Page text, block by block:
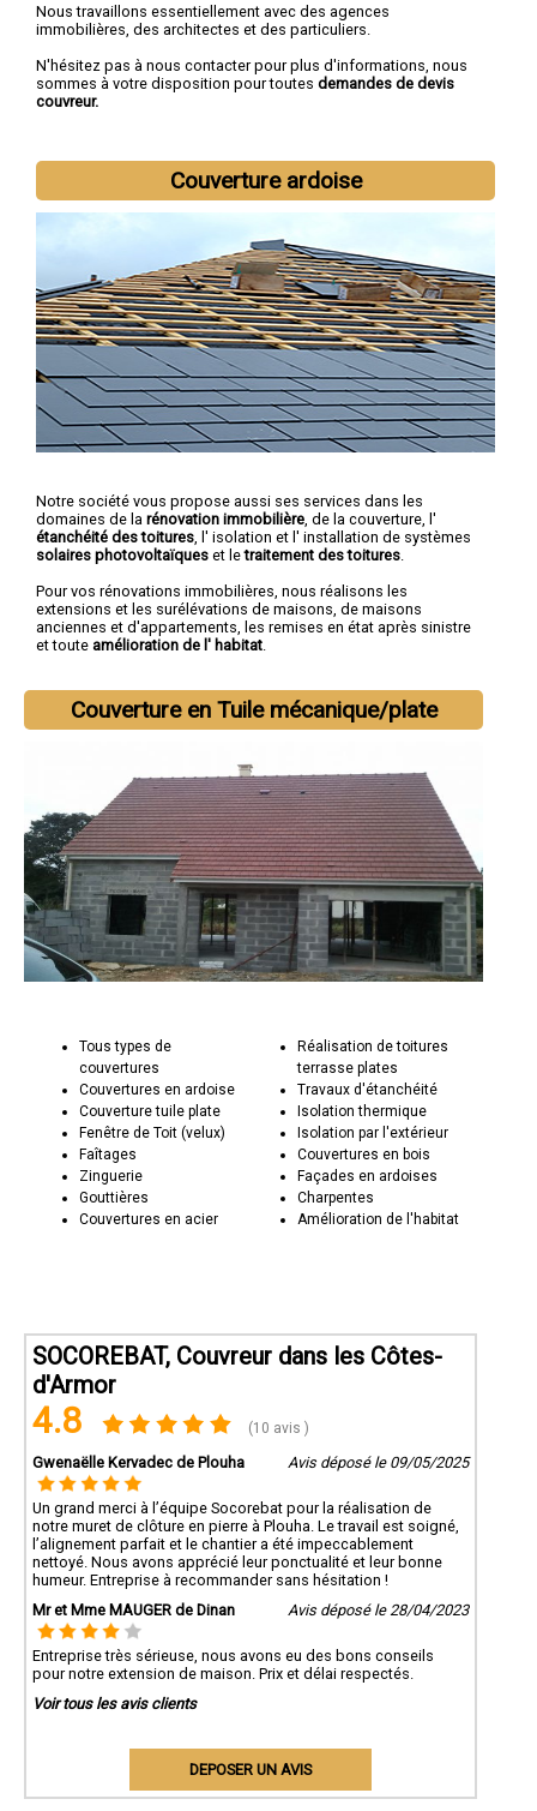
Nous travaillons essentiellement avec des agences
immobilières, des architectes et des particuliers.
N'hésitez pas à nous contacter pour plus d'informations, nous
sommes à votre disposition pour toutes demandes de devis
couvreur.
Couverture ardoise
Notre société vous propose aussi ses services dans les
domaines de la rénovation immobilière, de la couverture, l'
étanchéité des toitures, l' isolation et l' installation de systèmes
solaires photovoltaïques et letraitement des toitures.
Pour vos rénovations immobilières, nous réalisons les
extensions et les surélévations de maisons, de maisons
anciennes et d'appartements, les remises en état après sinistre
et toute amélioration de l' habitat.
Couverture en Tuile mécanique/plate
Tous types de
couvertures
Couvertures en ardoise
Couverture tuile plate
Fenêtre de Toit (velux)
Faîtages
Zinguerie
Gouttières
Couvertures en acier
Réalisation de toitures
terrasse plates
Travaux d'étanchéité
Isolation thermique
Isolation par l'extérieur
Couvertures en bois
Façades en ardoises
Charpentes
Amélioration de l'habitat
SOCOREBAT, Couvreur dans les Côtes-
d'Armor
4.8 (10 avis )
Gwenaëlle Kervadec de Plouha Avis déposé le 09/05/2025
Un grand merci à l’équipe Socorebat pour la réalisation de
notre muret de clôture en pierre à Plouha. Le travail est soigné,
l’alignement parfait et le chantier a été impeccablement
nettoyé. Nous avons apprécié leur ponctualité et leur bonne
humeur. Entreprise à recommander sans hésitation !
Mr et Mme MAUGER de Dinan
Avis déposé le 28/04/2023
Entreprise très sérieuse, nous avons eu des bons conseils
pour notre extension de maison. Prix et délai respectés.
Voir tous les avis clients
DEPOSER UN AVIS